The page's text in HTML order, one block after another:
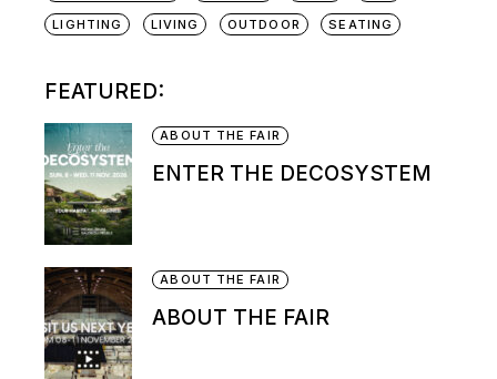
LIGHTING LIVING OUTDOOR SEATING
FEATURED:
ABOUT THE FAIR
ENTER THE DECOSYSTEM
ABOUT THE FAIR
ABOUT THE FAIR